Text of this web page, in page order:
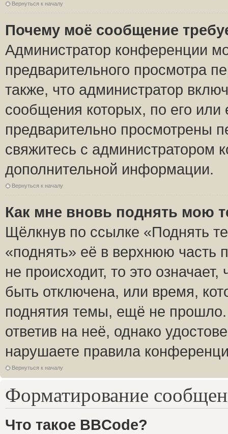
Вернуться к началу
Почему моё сообщение
Администратор конференции
предварительного просмотра
также, что администратор
сообщения которых, по его
предварительно просмотрены
свяжитесь с администратором
дополнительной информации.
Вернуться к началу
Как мне вновь поднять мою
Щёлкнув по ссылке «Поднять
«поднять» её в верхнюю часть
не происходит, то это
быть отключена, или время,
поднятия темы, ещё не
ответив на неё, однако
нарушаете правила
Вернуться к началу
Форматирование
Что такое BBCode?